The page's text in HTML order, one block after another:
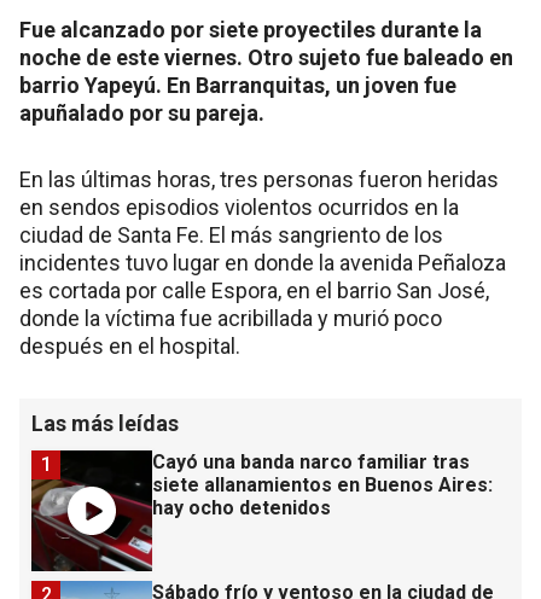
Fue alcanzado por siete proyectiles durante la
noche de este viernes. Otro sujeto fue baleado en
barrio Yapeyú. En Barranquitas, un joven fue
apuñalado por su pareja.
En las últimas horas, tres personas fueron heridas
en sendos episodios violentos ocurridos en la
ciudad de Santa Fe. El más sangriento de los
incidentes tuvo lugar en donde la avenida Peñaloza
es cortada por calle Espora, en el barrio San José,
donde la víctima fue acribillada y murió poco
después en el hospital.
Las más leídas
Cayó una banda narco familiar tras
siete allanamientos en Buenos Aires:
hay ocho detenidos
1
Sábado frío y ventoso en la ciudad de